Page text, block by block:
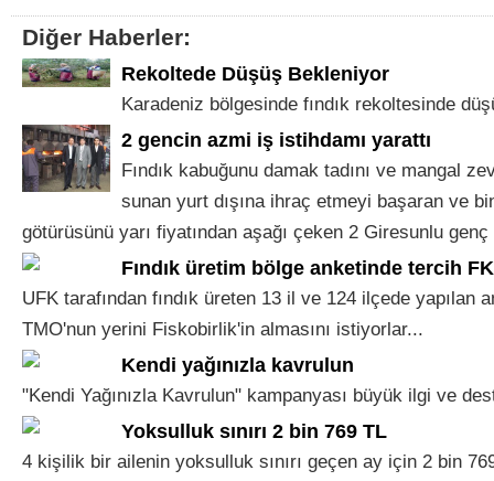
Diğer Haberler:
Rekoltede Düşüş Bekleniyor
Karadeniz bölgesinde fındık rekoltesinde
2 gencin azmi iş istihdamı yarattı
Fındık kabuğunu damak tadını ve mangal
sunan yurt dışına ihraç etmeyi başaran ve
götürüsünü yarı fiyatından aşağı çeken 2 Giresunlu
Fındık üretim bölge anketinde tercih
UFK tarafından fındık üreten 13 il ve 124 ilçede yapılan
TMO'nun yerini Fiskobirlik'in almasını istiyorlar...
Kendi yağınızla kavrulun
"Kendi Yağınızla Kavrulun" kampanyası büyük ilgi ve
Yoksulluk sınırı 2 bin 769 TL
4 kişilik bir ailenin yoksulluk sınırı geçen ay için 2 bin